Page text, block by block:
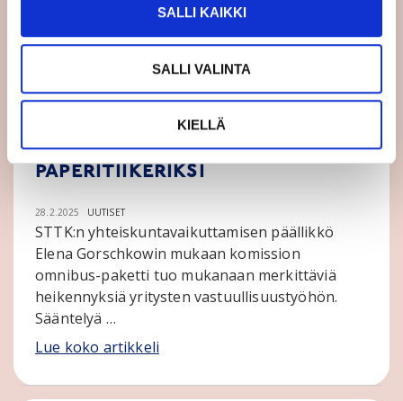
SALLI KAIKKI
SALLI VALINTA
KIELLÄ
Yritysvastuudirektiivin
vaarana on jäädä
paperitiikeriksi
28.2.2025 UUTISET
STTK:n yhteiskuntavaikuttamisen päällikkö
Elena Gorschkowin mukaan komission
omnibus-paketti tuo mukanaan merkittäviä
heikennyksiä yritysten vastuullisuustyöhön.
Sääntelyä …
Lue koko artikkeli